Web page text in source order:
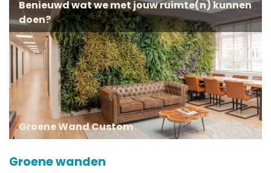
Benieuwd wat we met jouw ruimte(n) kunnen
doen?
Groene Wand Custom
Groene wanden